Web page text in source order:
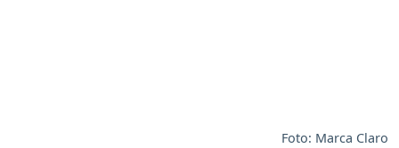
Foto: Marca Claro